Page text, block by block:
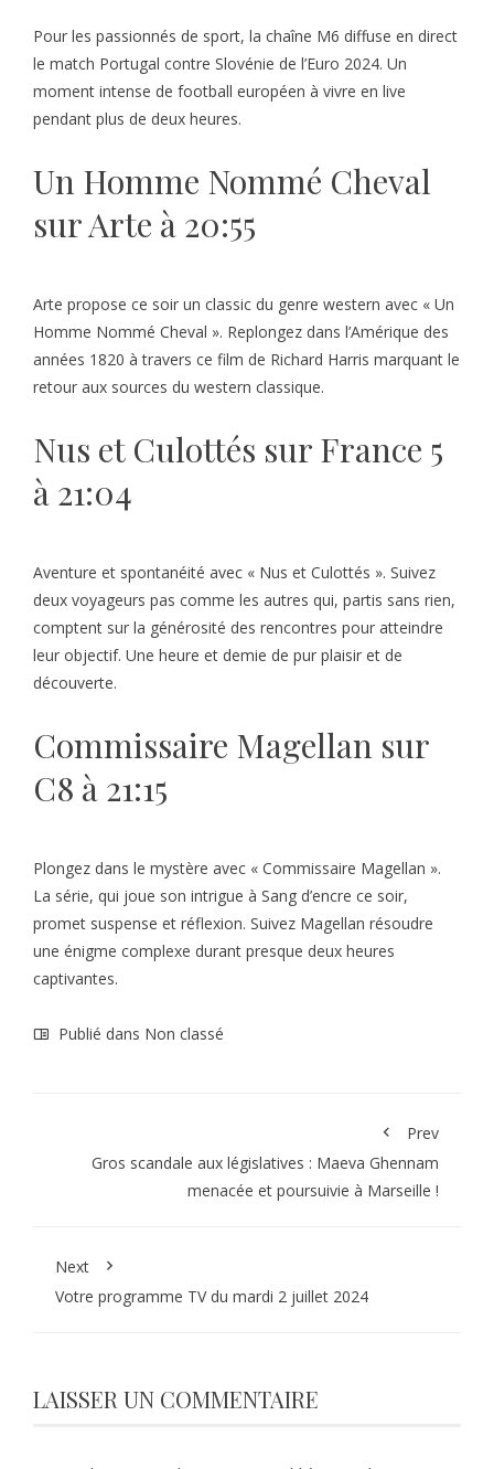
Pour les passionnés de sport, la chaîne M6 diffuse en direct
le match Portugal contre Slovénie de l’Euro 2024. Un
moment intense de football européen à vivre en live
pendant plus de deux heures.
Un Homme Nommé Cheval
sur Arte à 20:55
Arte propose ce soir un classic du genre western avec « Un
Homme Nommé Cheval ». Replongez dans l’Amérique des
années 1820 à travers ce film de Richard Harris marquant le
retour aux sources du western classique.
Nus et Culottés sur France 5
à 21:04
Aventure et spontanéité avec « Nus et Culottés ». Suivez
deux voyageurs pas comme les autres qui, partis sans rien,
comptent sur la générosité des rencontres pour atteindre
leur objectif. Une heure et demie de pur plaisir et de
découverte.
Commissaire Magellan sur
C8 à 21:15
Plongez dans le mystère avec « Commissaire Magellan ».
La série, qui joue son intrigue à Sang d’encre ce soir,
promet suspense et réflexion. Suivez Magellan résoudre
une énigme complexe durant presque deux heures
captivantes.
Publié dans Non classé
Prev
Gros scandale aux législatives : Maeva Ghennam
menacée et poursuivie à Marseille !
Next
Votre programme TV du mardi 2 juillet 2024
LAISSER UN COMMENTAIRE